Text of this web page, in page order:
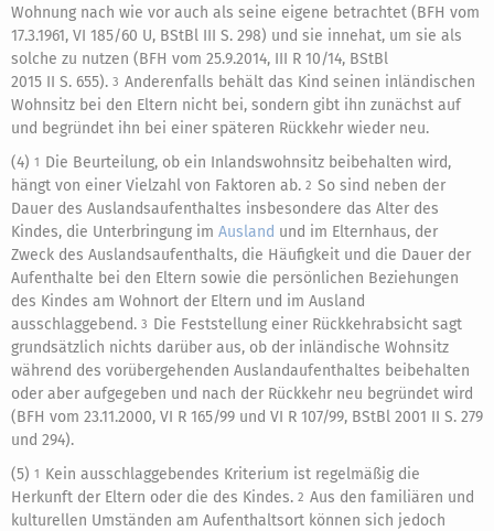
Wohnung nach wie vor auch als seine eigene betrachtet (BFH vom
17.3.1961, VI 185/60 U, BStBl III S. 298) und sie innehat, um sie als
solche zu nutzen (BFH vom 25.9.2014, III R 10/14, BStBl
2015 II S. 655). 3 Anderenfalls behält das Kind seinen inländischen
Wohnsitz bei den Eltern nicht bei, sondern gibt ihn zunächst auf
und begründet ihn bei einer späteren Rückkehr wieder neu.
(4) 1 Die Beurteilung, ob ein Inlandswohnsitz beibehalten wird,
hängt von einer Vielzahl von Faktoren ab. 2 So sind neben der
Dauer des Auslandsaufenthaltes insbesondere das Alter des
Kindes, die Unterbringung im Ausland und im Elternhaus, der
Zweck des Auslandsaufenthalts, die Häufigkeit und die Dauer der
Aufenthalte bei den Eltern sowie die persönlichen Beziehungen
des Kindes am Wohnort der Eltern und im Ausland
ausschlaggebend. 3 Die Feststellung einer Rückkehrabsicht sagt
grundsätzlich nichts darüber aus, ob der inländische Wohnsitz
während des vorübergehenden Auslandaufenthaltes beibehalten
oder aber aufgegeben und nach der Rückkehr neu begründet wird
(BFH vom 23.11.2000, VI R 165/99 und VI R 107/99, BStBl 2001 II S. 279
und 294).
(5) 1 Kein ausschlaggebendes Kriterium ist regelmäßig die
Herkunft der Eltern oder die des Kindes. 2 Aus den familiären und
kulturellen Umständen am Aufenthaltsort können sich jedoch